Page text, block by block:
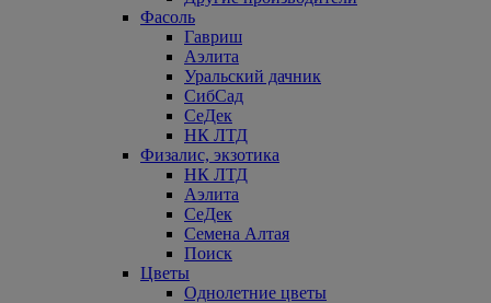
Фасоль
Гавриш
Аэлита
Уральский дачник
СибСад
СеДек
НК ЛТД
Физалис, экзотика
НК ЛТД
Аэлита
СеДек
Семена Алтая
Поиск
Цветы
Однолетние цветы